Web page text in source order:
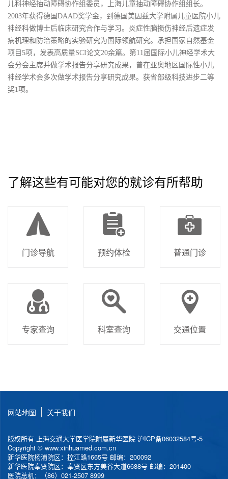
儿科神经抽动障碍协作组委员，上海儿童抽动障碍协作组组长。
2003年获得德国DAAD奖学金，到德国美因兹大学附属儿童医院小儿
神经科做博士后临床研究合作与学习。炎症性脑损伤神经后遗症发
病机理和防治策略的实验研究为国际领航研究。承担国家自然基金
项目5项，发表高质量SCI论文20余篇。第11届国际小儿神经学术大
会分会主席并做学术报告分享研究成果，曾在亚奥地区国际性小儿
神经学术会多次做学术报告分享研究成果。获省部级科技进步二等
奖1项。
了解这些有可能对您的就诊有所帮助
门诊导航 预约体检 普通门诊
专家查询 科室查询 交通位置
网站地图 关于我们
版权所有 上海交通大学医学院附属新华医院 沪ICP备06032584号-5
Copyright © www.xinhuamed.com.cn
新华医院杨浦院区：控江路1665号 邮编：200092
新华医院奉贤院区：奉贤区东方美谷大道6688号 邮编：201400
医院总机：（86）021-2507 8999